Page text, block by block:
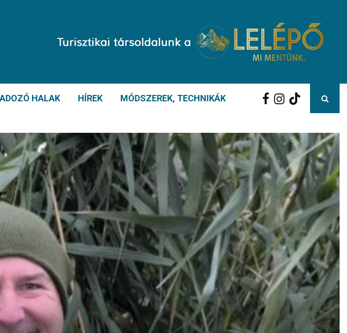
HALAK HÍREK MÓDSZEREK, TECHNIKÁK